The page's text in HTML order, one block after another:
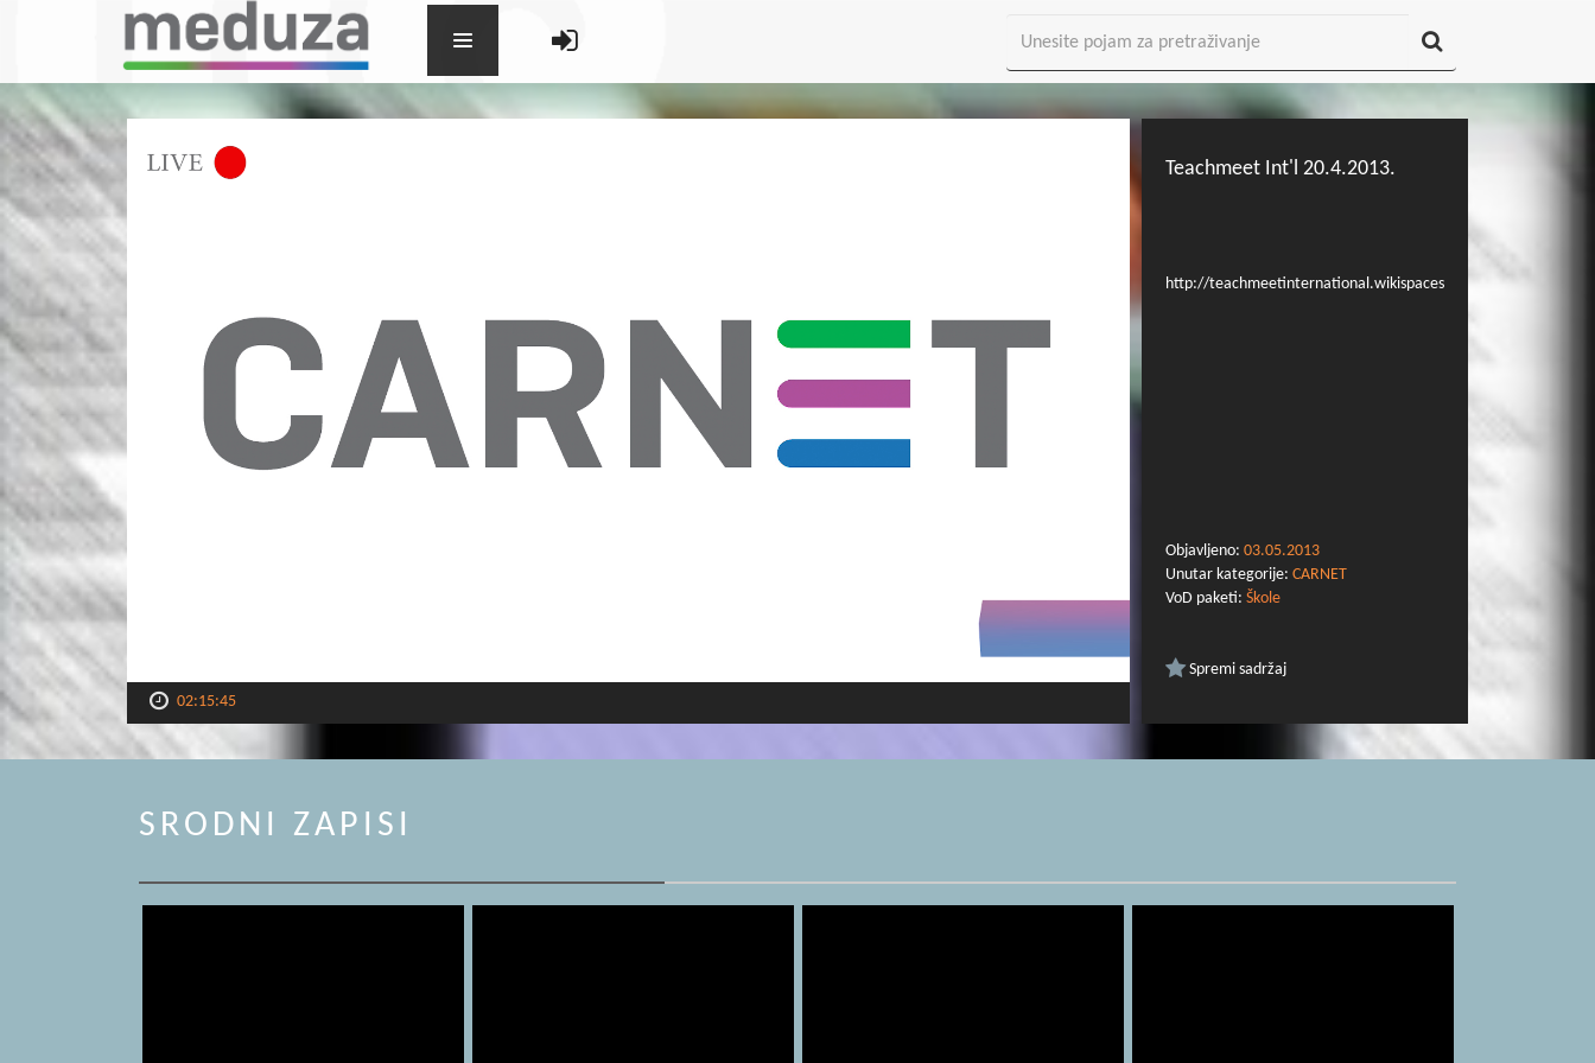
02:15:45
Teachmeet Int'l 20.4.2013.
http://teachmeetinternational.wikispaces.com/
Objavljeno: 03.05.2013
Unutar kategorije: CARNET
VoD paketi: Škole
Spremi sadržaj
SRODNI ZAPISI